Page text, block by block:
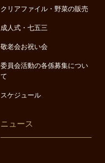
クリアファイル・野菜の販売
成人式・七五三
敬老会お祝い会
委員会活動の各係募集につい
て
スケジュール
ニュース